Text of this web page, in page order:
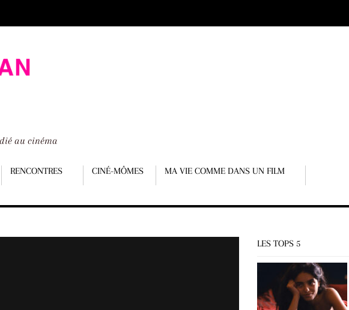
au cinéma
RENCONTRES CINÉ-MÔMES
MA VIE COMME DANS UN FILM
LES TOPS 5